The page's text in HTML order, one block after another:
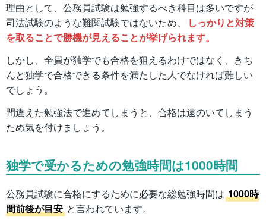
理由として、公務員試験は勉強するべき科目は多いですが
司法試験のような難関試験ではないため、
しっかりと対策
を取ることで勝機が見えることが挙げられます。
しかし、全員が独学でも合格を狙えるわけではなく、きち
んと独学で合格できる条件を満たした人でなければ難しい
でしょう。
間違えた勉強法で進めてしまうと、合格は遠のいてしまう
ため気を付けましょう。
独学で受かるための勉強時間は1000時間
公務員試験に合格にするために必要な総勉強時間は 1000時
間前後が目安 と言われています。